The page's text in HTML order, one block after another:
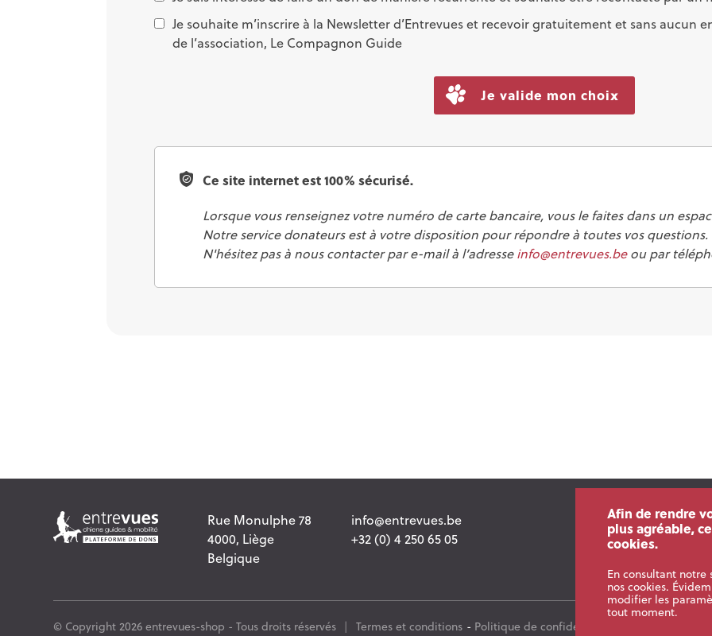
Je souhaite m’inscrire à la Newsletter d’Entrevues et recevoir gratuitement et sans aucun
de l’association, Le Compagnon Guide
Ce site internet est 100% sécurisé.
Lorsque vous renseignez votre numéro de carte bancaire, vous le faites dans un
Notre service donateurs est à votre disposition pour répondre à toutes vos questions.
N'hésitez pas à nous contacter par e-mail à l’adresseinfo@entrevues.beou par
Rue Monulphe 78
4000, Liège
Belgique
info@entrevues.be
+32 (0) 4 250 65 05
© Copyright 2026 entrevues-shop - Tous droits réservés Termes et conditions Politique de confidentialité
Afin de rendre
plus agréable,
cookies.
En consultant notre
nos cookies.
modifier les
tout moment.